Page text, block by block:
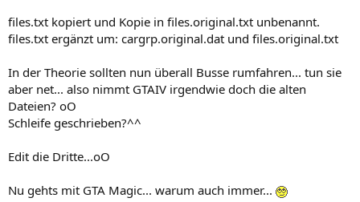
files.txt kopiert und Kopie in files.original.txt unbenannt.
files.txt ergänzt um: cargrp.original.dat und files.original.txt
In der Theorie sollten nun überall Busse rumfahren... tun sie
aber net... also nimmt GTAIV irgendwie doch die alten
Dateien? oO
Schleife geschrieben?^^
Edit die Dritte...oO
Nu gehts mit GTA Magic... warum auch immer...